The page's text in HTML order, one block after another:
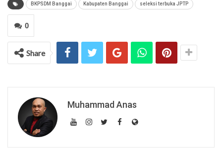
BKPSDM Banggai Kabupaten Banggai seleksi terbuka JPTP
0
Share
Muhammad Anas